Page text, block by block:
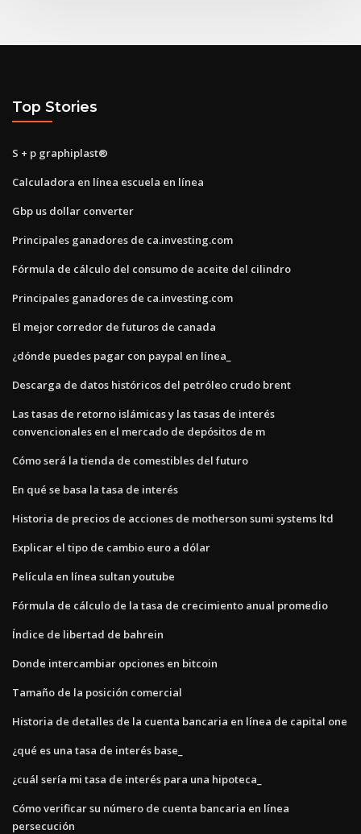
Top Stories
S + p graphiplast®
Calculadora en línea escuela en línea
Gbp us dollar converter
Principales ganadores de ca.investing.com
Fórmula de cálculo del consumo de aceite del cilindro
Principales ganadores de ca.investing.com
El mejor corredor de futuros de canada
¿dónde puedes pagar con paypal en línea_
Descarga de datos históricos del petróleo crudo brent
Las tasas de retorno islámicas y las tasas de interés
convencionales en el mercado de depósitos de m
Cómo será la tienda de comestibles del futuro
En qué se basa la tasa de interés
Historia de precios de acciones de motherson sumi systems ltd
Explicar el tipo de cambio euro a dólar
Película en línea sultan youtube
Fórmula de cálculo de la tasa de crecimiento anual promedio
Índice de libertad de bahrein
Donde intercambiar opciones en bitcoin
Tamaño de la posición comercial
Historia de detalles de la cuenta bancaria en línea de capital one
¿qué es una tasa de interés base_
¿cuál sería mi tasa de interés para una hipoteca_
Cómo verificar su número de cuenta bancaria en línea
persecución